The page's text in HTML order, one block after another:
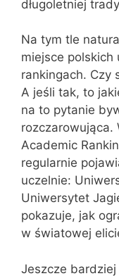
długoletniej
Na tym tle
miejsce
rankingach. Czy
A jeśli tak, to
na to pytanie
rozczarowująca.
Academic
regularnie
uczelnie:
Uniwersytet
pokazuje, jak
w światowej
Jeszcze